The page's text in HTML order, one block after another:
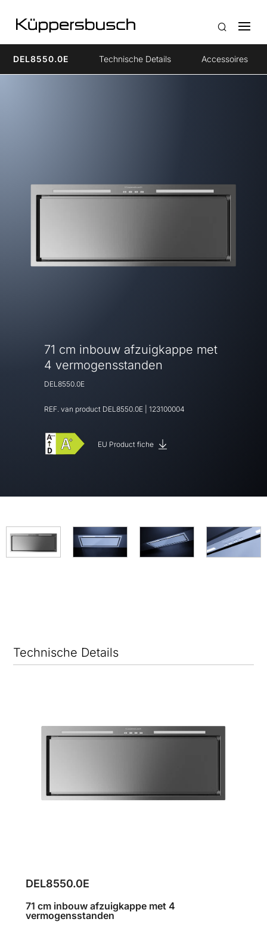
DEL8550.0E Technische Details Accessoires
71 cm inbouw afzuigkappe met
4 vermogensstanden
DEL8550.0E
REF. van product DEL8550.0E 123100004
EU Product fiche
Technische Details
DEL8550.0E
71 cm inbouw afzuigkappe met 4
vermogensstanden